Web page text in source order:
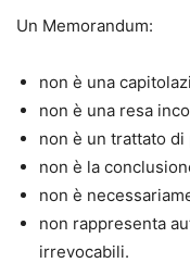
Un Memorandum:
non è una
non è una resa
non è un trattato
non è la
non è
non rappresenta
irrevocabili.